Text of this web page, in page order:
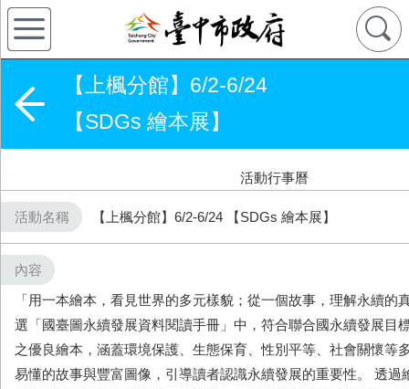
【上楓分館】6/2-6/24
【SDGs 繪本展】
活動行事曆
活動名稱 【上楓分館】6/2-6/24 【SDGs 繪本展】
內容
「用一本繪本，看見世界的多元樣貌；從一個故事，理解永續的
選「國臺圖永續發展資料閱讀手冊」中，符合聯合國永續發展目
之優良繪本，涵蓋環境保護、生態保育、性別平等、社會關懷等
易懂的故事與豐富圖像，引導讀者認識永續發展的重要性。 透過